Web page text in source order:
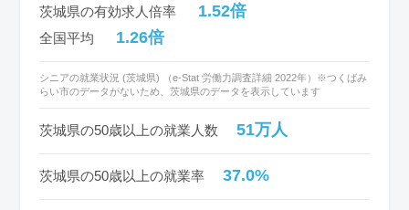
茨城県の有効求人倍率 1.52倍
全国平均 1.26倍
シニアの就業状況 (茨城県) （e-Stat 労働力調査詳細 2022年）※つくばみ
らい市のデータがないため、茨城県のデータを表示しています
茨城県の50歳以上の就業人数 51万人
茨城県の50歳以上の就業率 37.0%